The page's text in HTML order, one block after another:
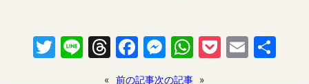
Twitter
LineThreads
Facebook
Messenger
WhatsApp
Pocket
Email
« 前の記事次の記事 »